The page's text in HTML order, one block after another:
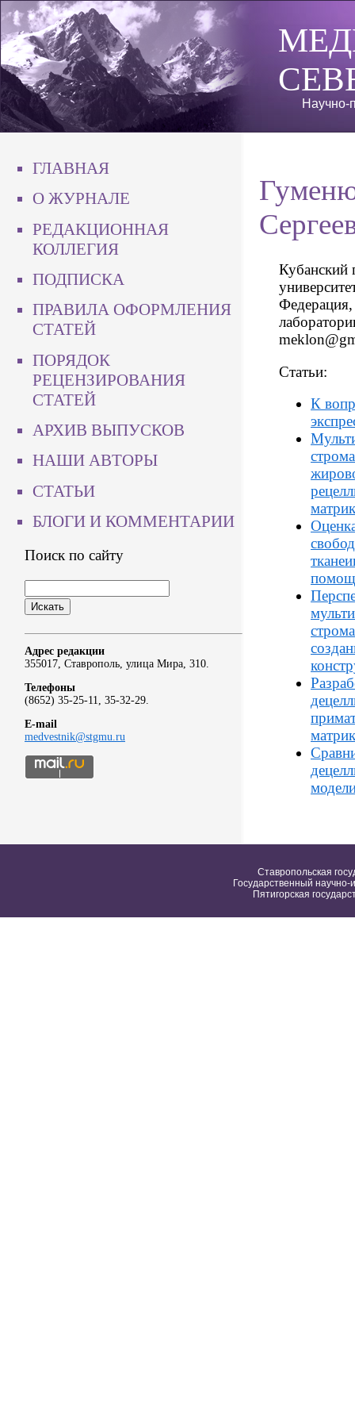
Научно-
ГЛАВНАЯ
О ЖУРНАЛЕ
РЕДАКЦИОННАЯ
КОЛЛЕГИЯ
ПОДПИСКА
ПРАВИЛА ОФОРМЛЕНИЯ
СТАТЕЙ
ПОРЯДОК
РЕЦЕНЗИРОВАНИЯ
СТАТЕЙ
АРХИВ ВЫПУСКОВ
НАШИ АВТОРЫ
СТАТЬИ
БЛОГИ И КОММЕНТАРИИ
Поиск по сайту
Адрес редакции
355017, Ставрополь, улица Мира, 310.
Телефоны
(8652) 35-25-11, 35-32-29.
E-mail
medvestnik@stgmu.ru
Кубанский
Статьи:
К
Ставропольская
Государственный научно-
Пятигорская